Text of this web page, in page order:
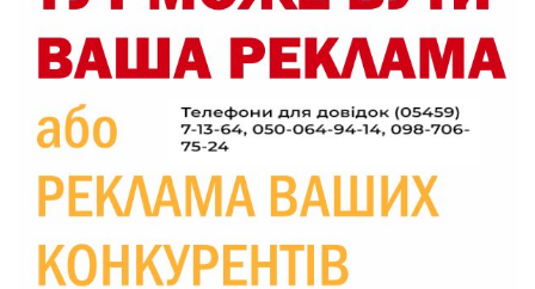
30 лип
26-річного Захисника Богдана Ємця (ВІДЕО)
20:06
Паливо по 100 грн та ризик дефіциту: чому в
28 лип
Житлові сертифікати, підготовка до зими та
підтримка ВПО: підсумки засідання виконкому
Краснопільської селищної ради
10:36
28 лип
Валентина Масалітіна: «Нас тримає віра в
Перемогу і повернення додому»